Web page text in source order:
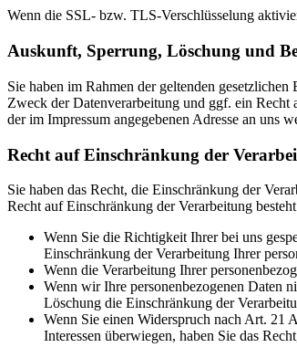
Wenn die SSL- bzw. TLS-Verschlüsselung
Auskunft, Sperrung, Löschung und
Sie haben im Rahmen der geltenden
Zweck der Datenverarbeitung und ggf. ein Recht
der im Impressum angegebenen Adresse an uns
Recht auf Einschränkung der
Sie haben das Recht, die Einschränkung der
Recht auf Einschränkung der Verarbeitung
Wenn Sie die Richtigkeit Ihrer bei uns
Einschränkung der Verarbeitung Ihrer
Wenn die Verarbeitung Ihrer
Wenn wir Ihre personenbezogenen Daten
Löschung die Einschränkung der
Wenn Sie einen Widerspruch nach Art. 21
Interessen überwiegen, haben Sie das